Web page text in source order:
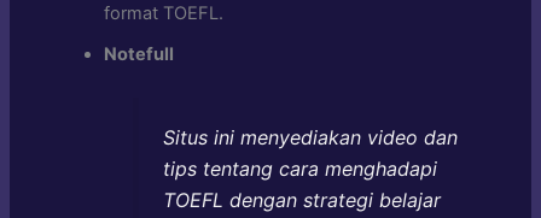
format TOEFL.
Notefull
Situs ini menyediakan video dan
tips tentang cara menghadapi
TOEFL dengan strategi belajar